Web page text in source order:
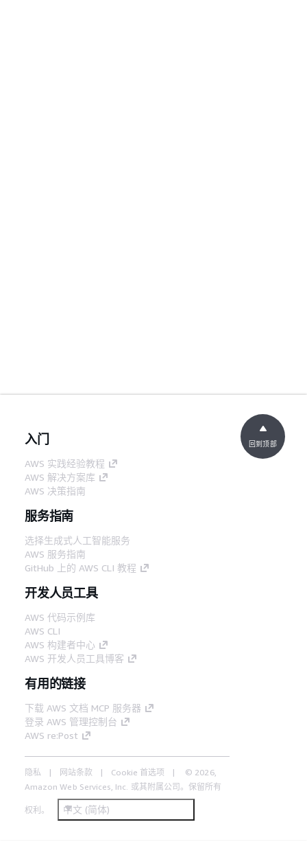
入门
AWS 实践经验教程
AWS 解决方案库
AWS 决策指南
服务指南
选择生成式人工智能服务
AWS 服务指南
GitHub 上的 AWS CLI 教程
开发人员工具
AWS 代码示例库
AWS CLI
AWS 构建者中心
AWS 开发人员工具博客
有用的链接
下载 AWS 文档 MCP 服务器
登录 AWS 管理控制台
AWS re:Post
隐私 网站条款 Cookie 首选项
© 2026,
Amazon Web Services, Inc. 或其附属公司。保留所有
权利。 中文 (简体)
回到顶部